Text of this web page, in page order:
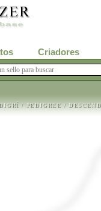
Criadores
/PEDIGREE/